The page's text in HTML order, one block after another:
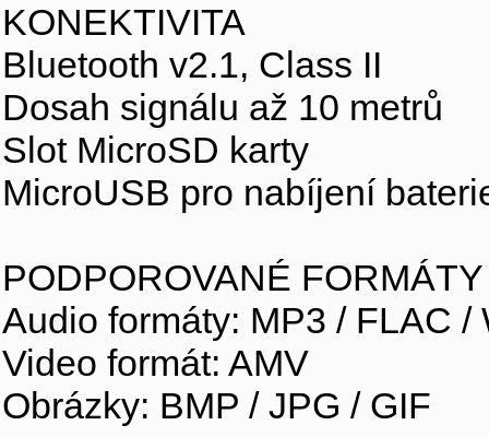
KONEKTIVITA
Bluetooth v2.1, Class II
Dosah signálu až 10 metrů
Slot MicroSD karty
MicroUSB pro nabíjení
PODPOROVANÉ FORMÁTY
Audio formáty: MP3 / FLAC /
Video formát: AMV
Obrázky: BMP / JPG / GIF